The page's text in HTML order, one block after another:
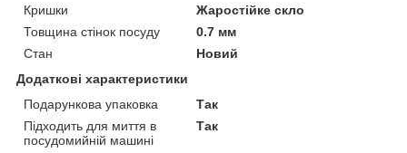
Кришки
Жаростійке скло
Товщина стінок посуду
0.7 мм
Стан
Новий
Додаткові характеристики
Подарункова упаковка
Так
Підходить для миття в
посудомийній машині
Так